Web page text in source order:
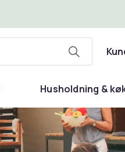
Husholdning &